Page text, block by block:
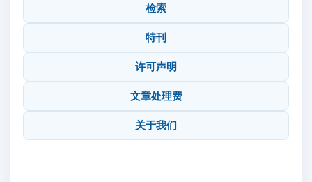
检索
特刊
许可声明
文章处理费
关于我们